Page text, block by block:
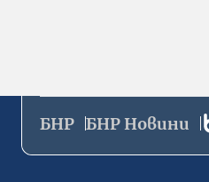
БНР БНР Новини